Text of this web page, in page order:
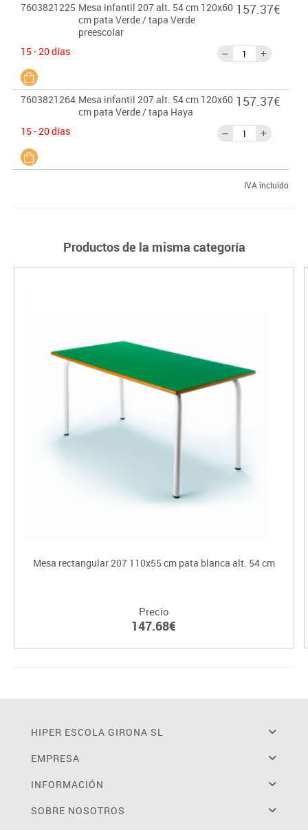
7603821225 Mesa infantil 207 alt. 54 cm 120x60
cm pata Verde / tapa Verde
preescolar
15 - 20 días
157.37€
7603821264 Mesa infantil 207 alt. 54 cm 120x60
cm pata Verde / tapa Haya
15 - 20 días
157.37€
IVA incluido
Productos de la misma categoría
Mesa rectangular 207 110x55 cm pata blanca alt. 54 cm
Precio
147.68€
HIPER ESCOLA GIRONA SL
EMPRESA
INFORMACIÓN
SOBRE NOSOTROS